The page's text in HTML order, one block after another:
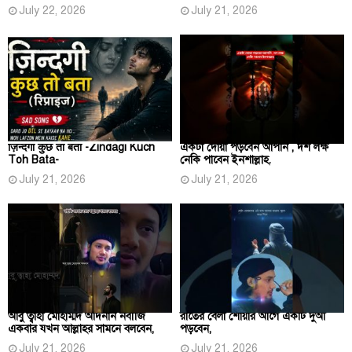
July 22, 2026 July 21, 2026
ज़िन्दगी कुछ तो बता -Zindagi Kuch
Toh Bata-
July 21, 2026
একটা দোয়া পড়বেন আপনি , দশ লক্ষ
নেকি পাবেন ইনশাল্লাহ.
July 21, 2026
আবু ত্বাহা মোহাম্মদ আদনান নবীজি
একবার যখন আল্লাহর সামনে বলবেন,
July 21, 2026
রাতের বেলা শোয়ার আগে একটি দুআ
পড়বেন,
July 21, 2026